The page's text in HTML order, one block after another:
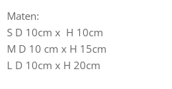
Maten:
S D 10cm x H 10cm
M D 10 cm x H 15cm
L D 10cm x H 20cm